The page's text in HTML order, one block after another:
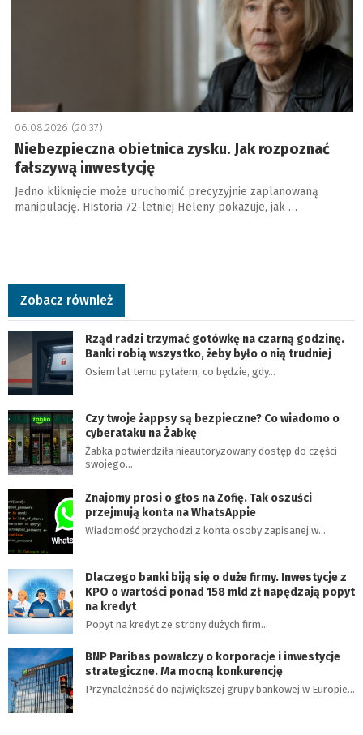
06.08.2026 (20:37)
Niebezpieczna obietnica zysku. Jak rozpoznać
fałszywą inwestycję
Jedno kliknięcie może uruchomić precyzyjnie zaplanowaną
manipulację. Historia 72-letniej Heleny pokazuje, jak …
Zobacz również
Rząd radzi trzymać gotówkę na czarną godzinę.
Banki robią wszystko, żeby było o nią trudniej
Osiem lat temu pytałem, co będzie, gdy…
Czy twoje żappsy są bezpieczne? Co wiadomo o
cyberataku na Żabkę
Żabka potwierdziła nieautoryzowany dostęp do części
swojego…
Znajomy prosi o głos na Zofię. Tak oszuści
przejmują konta na WhatsAppie
Wiadomość przychodzi z konta osoby zapisanej w…
Dlaczego banki biją się o duże firmy. Inwestycje z
KPO o wartości ponad 158 mld zł napędzają popyt
na kredyt
Popyt na kredyt ze strony dużych firm…
BNP Paribas powalczy o korporacje i inwestycje
strategiczne. Ma mocną konkurencję
Przynależność do największej grupy bankowej w Europie…